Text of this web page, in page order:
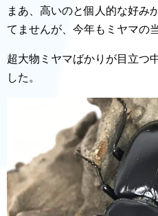
まあ、高いのと個人的な好み
てませんが、今年もミヤマの
超大物ミヤマばかりが目立つ
した。